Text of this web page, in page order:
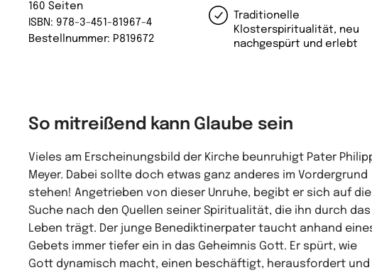
Traditionelle
Klosterspiritualität, neu
nachgespürt und erlebt
160 Seiten
ISBN: 978-3-451-81967-4
Bestellnummer: P819672
So mitreißend kann Glaube sein
Vieles am Erscheinungsbild der Kirche beunruhigt Pater
Meyer. Dabei sollte doch etwas ganz anderes im Vordergrund
stehen! Angetrieben von dieser Unruhe, begibt er sich auf die
Suche nach den Quellen seiner Spiritualität, die ihn durch das
Leben trägt. Der junge Benediktinerpater taucht anhand
Gebets immer tiefer ein in das Geheimnis Gott. Er spürt, wie
Gott dynamisch macht, einen beschäftigt, herausfordert und